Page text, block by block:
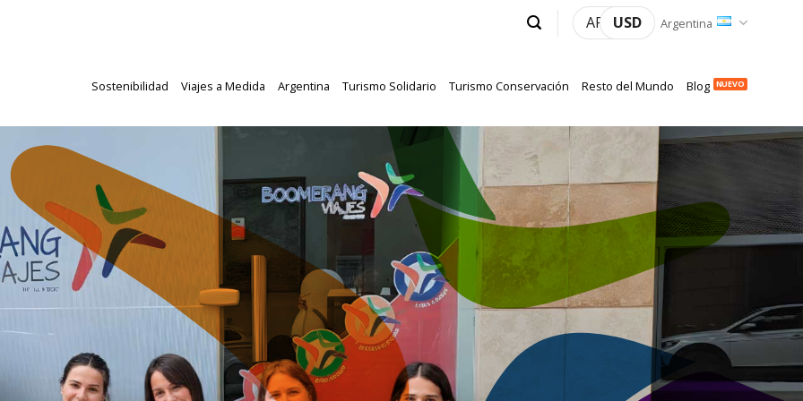
ARS USD Argentina
Sostenibilidad Viajes a Medida Argentina Turismo Solidario Turismo Conservación Resto del Mundo Blog